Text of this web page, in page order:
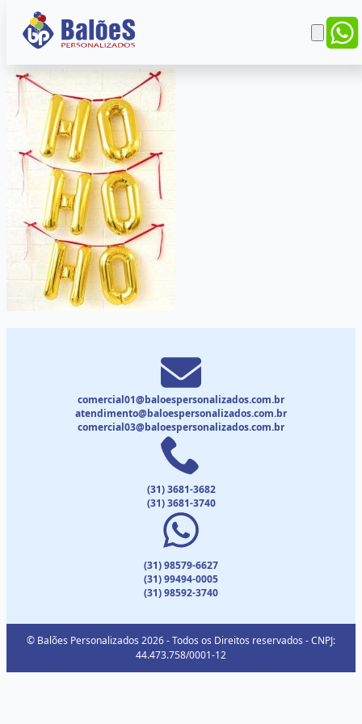
comercial01@baloespersonalizados.com.br
atendimento@baloespersonalizados.com.br
comercial03@baloespersonalizados.com.br
(31) 3681-3682
(31) 3681-3740
(31) 98579-6627
(31) 99494-0005
(31) 98592-3740
© Balões Personalizados 2026 - Todos os Direitos reservados - CNPJ:
44.473.758/0001-12